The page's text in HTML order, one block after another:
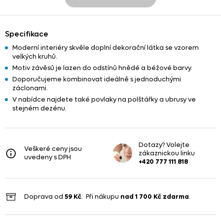
Specifikace
Moderní interiéry skvěle doplní dekorační látka se vzorem
velkých kruhů.
Motiv závěsů je lazen do odstínů hnědé a béžové barvy.
Doporučujeme kombinovat ideálně s jednoduchými
záclonami.
V nabídce najdete také povlaky na polštářky a ubrusy ve
stejném dezénu.
Veškeré ceny jsou
uvedeny s DPH
Dotazy? Volejte
zákaznickou linku
+420 777 111 818
Doprava od 59 Kč. Při nákupu nad 1 700 Kč zdarma.